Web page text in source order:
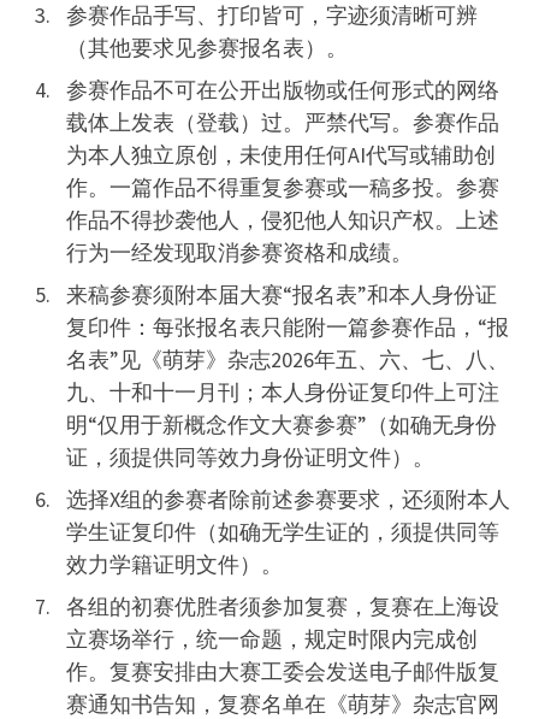
参赛作品手写、打印皆可，字迹须清晰可辨
（其他要求见参赛报名表）。
参赛作品不可在公开出版物或任何形式的网络
载体上发表（登载）过。严禁代写。参赛作品
为本人独立原创，未使用任何AI代写或辅助创
作。一篇作品不得重复参赛或一稿多投。参赛
作品不得抄袭他人，侵犯他人知识产权。上述
行为一经发现取消参赛资格和成绩。
来稿参赛须附本届大赛“报名表”和本人身份证
复印件：每张报名表只能附一篇参赛作品，“报
名表”见《萌芽》杂志2026年五、六、七、八、
九、十和十一月刊；本人身份证复印件上可注
明“仅用于新概念作文大赛参赛”（如确无身份
证，须提供同等效力身份证明文件）。
选择X组的参赛者除前述参赛要求，还须附本人
学生证复印件（如确无学生证的，须提供同等
效力学籍证明文件）。
各组的初赛优胜者须参加复赛，复赛在上海设
立赛场举行，统一命题，规定时限内完成创
作。复赛安排由大赛工委会发送电子邮件版复
赛通知书告知，复赛名单在《萌芽》杂志官网